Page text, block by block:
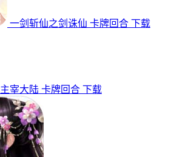
一剑斩仙之剑诛仙 卡牌回合 下载
主宰大陆 卡牌回合 下载